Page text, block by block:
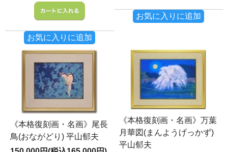
お気に入りに追加
お気に入りに追加
《本格復刻画・名画》尾長
鳥(おながどり) 平山郁夫
《本格復刻画・名画》万葉
月華図(まんようげっかず)
平山郁夫